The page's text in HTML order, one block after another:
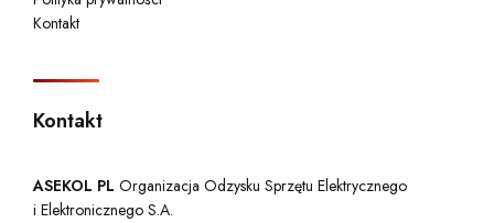
Kontakt
Kontakt
ASEKOL PL Organizacja Odzysku Sprzętu Elektrycznego
i Elektronicznego S.A.